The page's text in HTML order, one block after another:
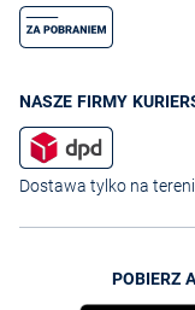
NASZE FIRMY
Dostawa tylko na
POBIERZ